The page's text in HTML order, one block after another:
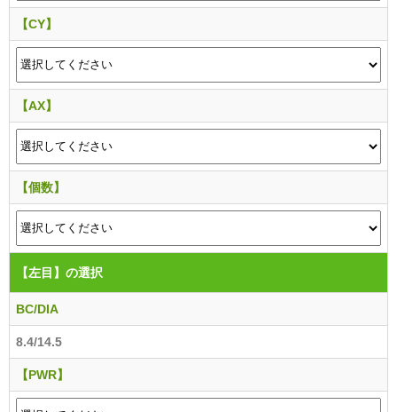
【CY】
【AX】
【個数】
【左目】 の選択
BC/DIA
8.4/14.5
【PWR】